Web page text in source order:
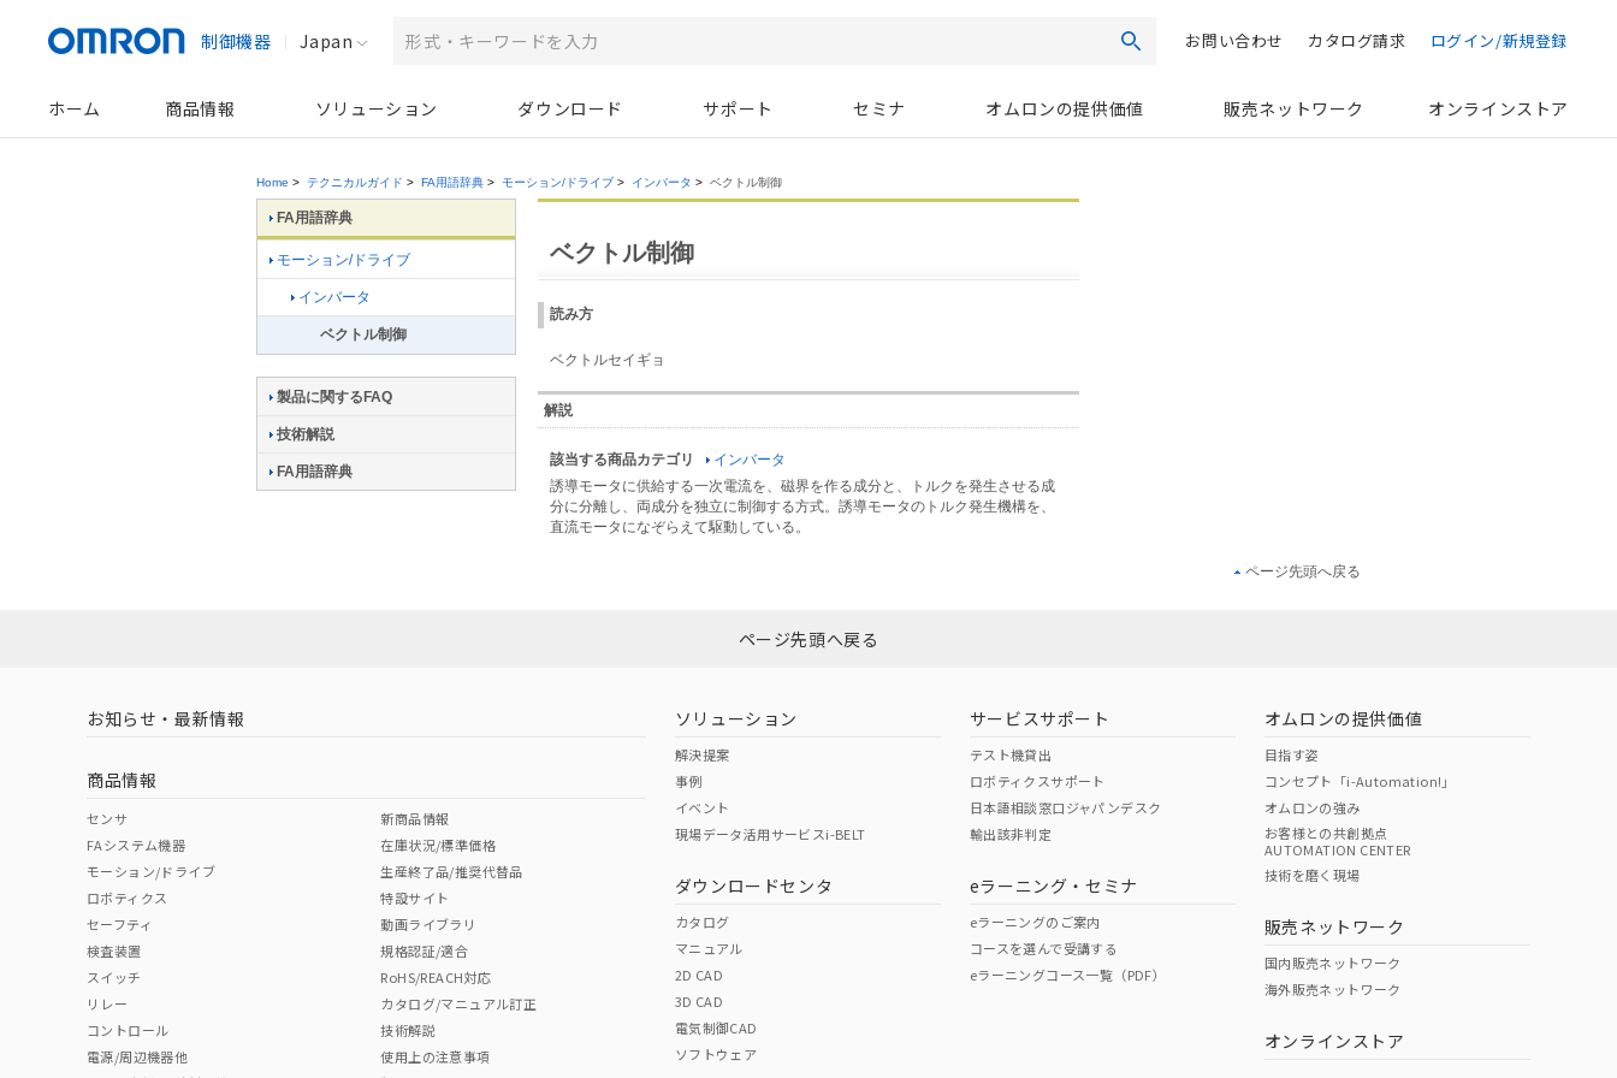
制御機器 Japan お問い合わせ カタログ請求 ログイン/新規登録
ホーム 商品情報 ソリューション ダウンロード サポート セミナ オムロンの提供価値 販売ネットワーク オンラインストア
Home > テクニカルガイド > FA用語辞典 > モーション/ドライブ > インバータ > ベクトル制御
ベクトル制御
読み方
ベクトルセイギョ
解説
該当する商品カテゴリ
インバータ
誘導モータに供給する一次電流を、磁界を作る成分と、トルクを発生させる成
分に分離し、両成分を独立に制御する方式。誘導モータのトルク発生機構を、
直流モータになぞらえて駆動している。
FA用語辞典
モーション/ドライブ
インバータ
ベクトル制御
製品に関するFAQ
技術解説
FA用語辞典
ページ先頭へ戻る
ページ先頭へ戻る
お知らせ・最新情報
商品情報
センサ
FAシステム機器
モーション/ドライブ
ロボティクス
セーフティ
検査装置
スイッチ
リレー
コントロール
電源/周辺機器他
新商品情報
在庫状況/標準価格
生産終了品/推奨代替品
特設サイト
動画ライブラリ
規格認証/適合
RoHS/REACH対応
カタログ/マニュアル訂正
技術解説
使用上の注意事項
ソリューション
解決提案
事例
イベント
現場データ活用サービスi-BELT
ダウンロードセンタ
カタログ
マニュアル
2D CAD
3D CAD
電気制御CAD
ソフトウェア
サービスサポート
テスト機貸出
ロボティクスサポート
日本語相談窓口ジャパンデスク
輸出該非判定
eラーニング・セミナ
eラーニングのご案内
コースを選んで受講する
eラーニングコース一覧（PDF）
オムロンの提供価値
目指す姿
コンセプト「i-Automation!」
オムロンの強み
お客様との共創拠点
AUTOMATION CENTER
技術を磨く現場
販売ネットワーク
国内販売ネットワーク
海外販売ネットワーク
オンラインストア